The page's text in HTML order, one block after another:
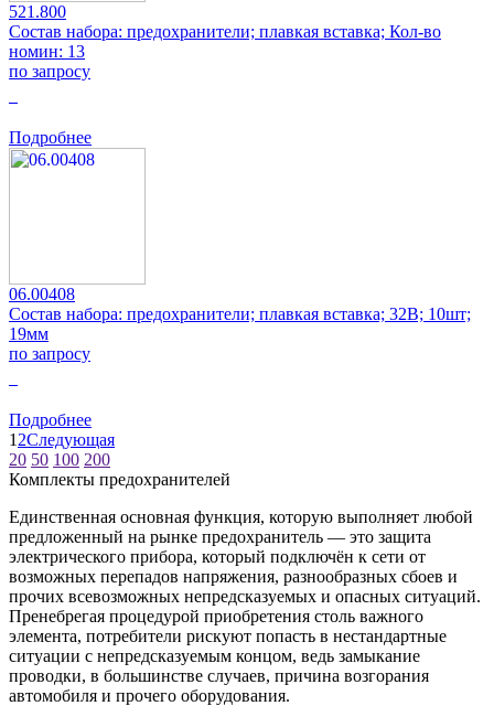
521.800
Состав набора: предохранители; плавкая вставка; Кол-во
номин: 13
по запросу
Подробнее
06.00408
Состав набора: предохранители; плавкая вставка; 32В; 10шт;
19мм
по запросу
Подробнее
1 2Следующая
20 50 100 200
Комплекты предохранителей
Единственная основная функция, которую выполняет любой
предложенный на рынке предохранитель — это защита
электрического прибора, который подключён к сети от
возможных перепадов напряжения, разнообразных сбоев и
прочих всевозможных непредсказуемых и опасных ситуаций.
Пренебрегая процедурой приобретения столь важного
элемента, потребители рискуют попасть в нестандартные
ситуации с непредсказуемым концом, ведь замыкание
проводки, в большинстве случаев, причина возгорания
автомобиля и прочего оборудования.